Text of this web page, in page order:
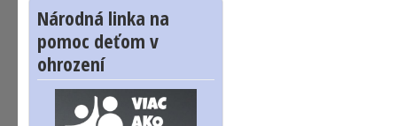
Národná linka na
pomoc deťom v
ohrození